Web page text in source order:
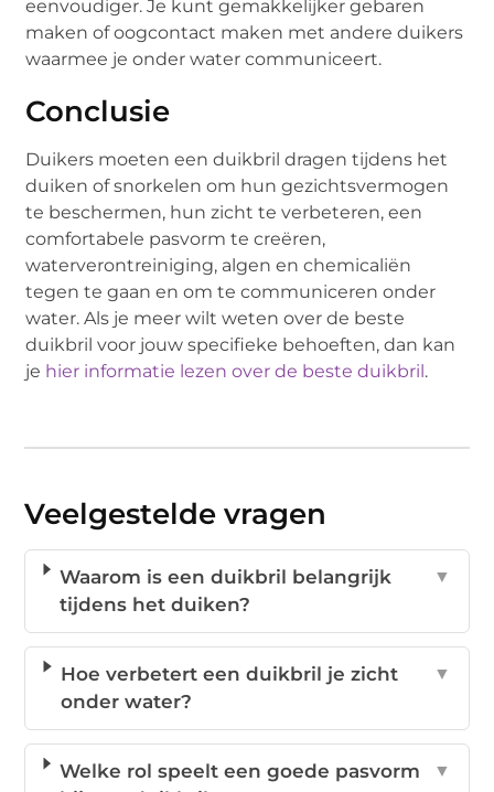
eenvoudiger. Je kunt gemakkelijker gebaren
maken of oogcontact maken met andere duikers
waarmee je onder water communiceert.
Conclusie
Duikers moeten een duikbril dragen tijdens het
duiken of snorkelen om hun gezichtsvermogen
te beschermen, hun zicht te verbeteren, een
comfortabele pasvorm te creëren,
waterverontreiniging, algen en chemicaliën
tegen te gaan en om te communiceren onder
water. Als je meer wilt weten over de beste
duikbril voor jouw specifieke behoeften, dan kan
je hier informatie lezen over de beste duikbril.
Veelgestelde vragen
Waarom is een duikbril belangrijk
tijdens het duiken?
▼
Hoe verbetert een duikbril je zicht
onder water?
▼
Welke rol speelt een goede pasvorm
▼